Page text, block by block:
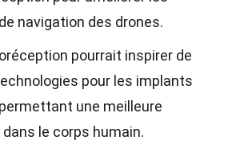
navigation des drones.
pourrait inspirer de
pour les implants
une meilleure
le corps humain.